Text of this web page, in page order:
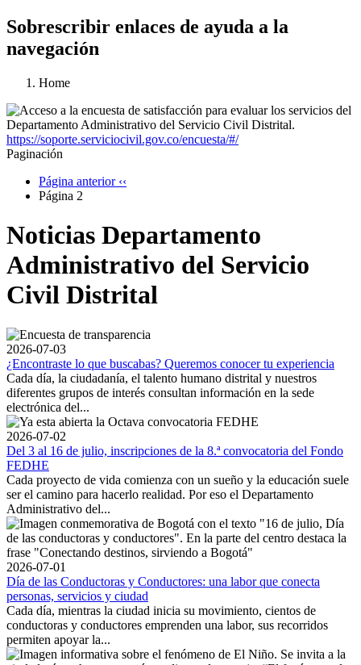
Sobrescribir enlaces de ayuda a la
navegación
Home
https://soporte.serviciocivil.gov.co/encuesta/#/
Paginación
Página anterior ‹‹
Página 2
Noticias Departamento
Administrativo del Servicio
Civil Distrital
2026-07-03
¿Encontraste lo que buscabas? Queremos conocer tu experiencia
Cada día, la ciudadanía, el talento humano distrital y nuestros
diferentes grupos de interés consultan información en la sede
electrónica del...
2026-07-02
Del 3 al 16 de julio, inscripciones de la 8.ª convocatoria del Fondo
FEDHE
Cada proyecto de vida comienza con un sueño y la educación suele
ser el camino para hacerlo realidad. Por eso el Departamento
Administrativo del...
2026-07-01
Día de las Conductoras y Conductores: una labor que conecta
personas, servicios y ciudad
Cada día, mientras la ciudad inicia su movimiento, cientos de
conductoras y conductores emprenden una labor, sus recorridos
permiten apoyar la...